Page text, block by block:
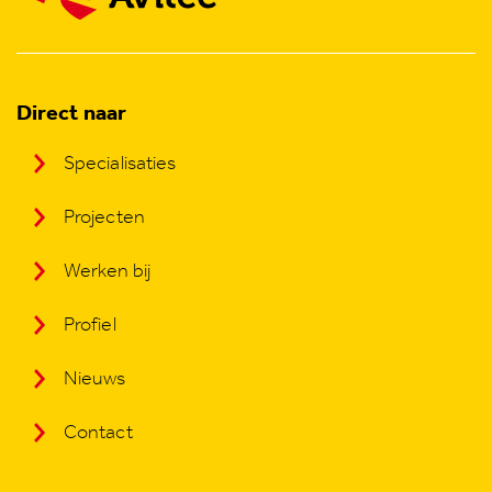
Direct naar
Specialisaties
Projecten
Werken bij
Profiel
Nieuws
Contact